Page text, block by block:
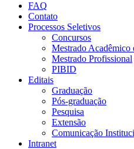
FAQ
Contato
Processos Seletivos
Concursos
Mestrado Acadêmico
Mestrado Profissional
PIBID
Editais
Graduação
Pós-graduação
Pesquisa
Extensão
Comunicação
Intranet